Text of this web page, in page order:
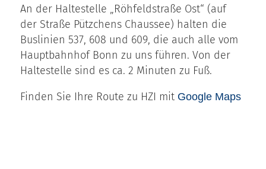
An der Haltestelle „Röhfeldstraße Ost“ (auf
der Straße Pützchens Chaussee) halten die
Buslinien 537, 608 und 609, die auch alle vom
Hauptbahnhof Bonn zu uns führen. Von der
Haltestelle sind es ca. 2 Minuten zu Fuß.
Finden Sie Ihre Route zu HZI mit Google Maps